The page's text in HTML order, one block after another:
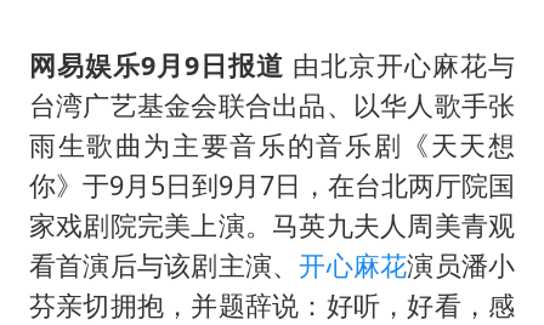
美将每月供乌爱国者拦截导弹
国足U17与阿森纳决赛取消 并列冠军
10余省份将出现强风雨 局地特大暴雨
世界第1特鲁姆普斯诺克中国赛一轮游
新疆一婚礼线上邀请引热议
《龙餐馆》 冲奖
网易娱乐9月9日报道 由北京开心麻花与
台湾广艺基金会联合出品、以华人歌手张
雨生歌曲为主要音乐的音乐剧《天天想
你》于9月5日到9月7日，在台北两厅院国
家戏剧院完美上演。马英九夫人周美青观
看首演后与该剧主演、开心麻花演员潘小
芬亲切拥抱，并题辞说：好听，好看，感